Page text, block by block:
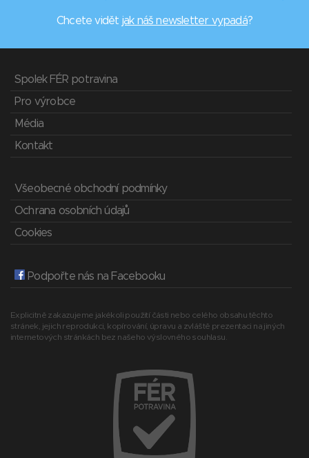
Chcete vidět jak náš newsletter vypadá?
Spolek FÉR potravina
Pro výrobce
Média
Kontakt
Všeobecné obchodní podmínky
Ochrana osobních údajů
Cookies
Podpořte nás na Facebooku
Explicitně zakazujeme jakékoli použití části nebo celého obsahu těchto
stránek, jejich reprodukci, kopírování, úpravu a zvláště prezentaci na jiných
internetových stránkách bez našeho výslovného souhlasu.